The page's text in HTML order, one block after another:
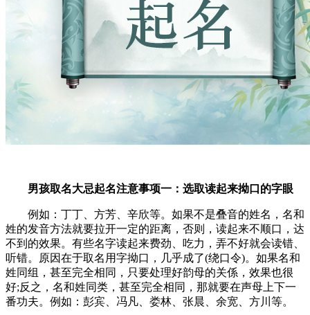
男孩取名大忌起名注意事项一：选取读起来拗口的字眼
例如：丁丁、方芳、辛欣等。如果不是叠音的姓名，名和
姓的发音方法就要拉开一定的距离，否则，读起来不顺口，达
不到的效果。有些名字读起来费劲、吃力，弄不好就会读错、
听错。原因在于取名用字拗口，几乎成了(绕口令)。如果名和
姓同组，甚至完全相同，只要处理好韵母的关係，效果也很
好;反之，名和姓同类，甚至完全相同，那就要在声母上下一
番功夫。例如：彭宾、冯凡、娄林、张晨、余宽、方川等。